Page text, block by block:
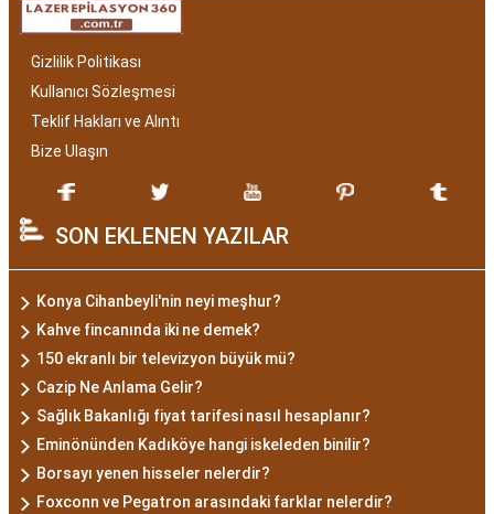
Gizlilik Politikası
Kullanıcı Sözleşmesi
Teklif Hakları ve Alıntı
Bize Ulaşın
SON EKLENEN YAZILAR
Konya Cihanbeyli'nin neyi meşhur?
Kahve fincanında iki ne demek?
150 ekranlı bir televizyon büyük mü?
Cazip Ne Anlama Gelir?
Sağlık Bakanlığı fiyat tarifesi nasıl hesaplanır?
Eminönünden Kadıköye hangi iskeleden binilir?
Borsayı yenen hisseler nelerdir?
Foxconn ve Pegatron arasındaki farklar nelerdir?